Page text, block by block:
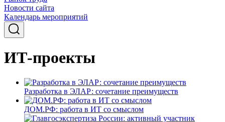
Новости сайта
Календарь мероприятий
ИТ-проекты
Разработка в ЭЛАР: сочетание преимуществ
ДОМ.РФ: работа в ИТ со смыслом